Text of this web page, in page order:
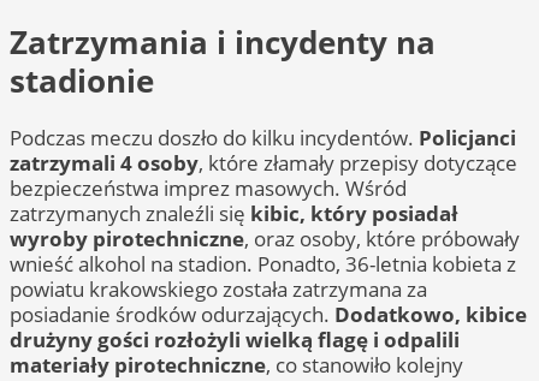
Zatrzymania i incydenty na
stadionie
Podczas meczu doszło do kilku incydentów. Policjanci
zatrzymali 4 osoby, które złamały przepisy dotyczące
bezpieczeństwa imprez masowych. Wśród
zatrzymanych znaleźli się kibic, który posiadał
wyroby pirotechniczne, oraz osoby, które próbowały
wnieść alkohol na stadion. Ponadto, 36-letnia kobieta z
powiatu krakowskiego została zatrzymana za
posiadanie środków odurzających. Dodatkowo, kibice
drużyny gości rozłożyli wielką flagę i odpalili
materiały pirotechniczne, co stanowiło kolejny